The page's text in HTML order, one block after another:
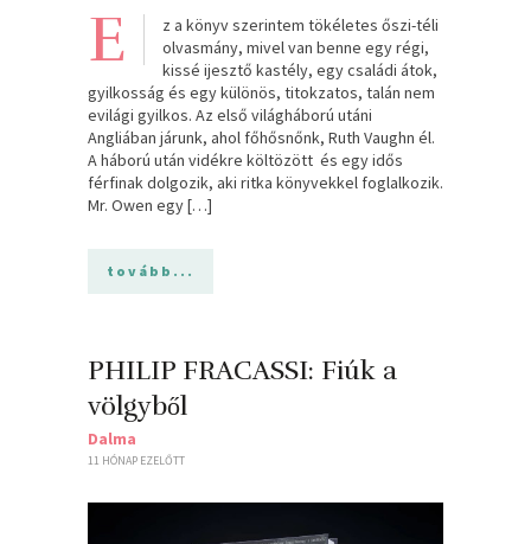
E
z a könyv szerintem tökéletes őszi-téli
olvasmány, mivel van benne egy régi,
kissé ijesztő kastély, egy családi átok,
gyilkosság és egy különös, titokzatos, talán nem
evilági gyilkos. Az első világháború utáni
Angliában járunk, ahol főhősnőnk, Ruth Vaughn él.
A háború után vidékre költözött és egy idős
férfinak dolgozik, aki ritka könyvekkel foglalkozik.
Mr. Owen egy […]
tovább...
PHILIP FRACASSI: Fiúk ​a
völgyből
Dalma
11 HÓNAP EZELŐTT